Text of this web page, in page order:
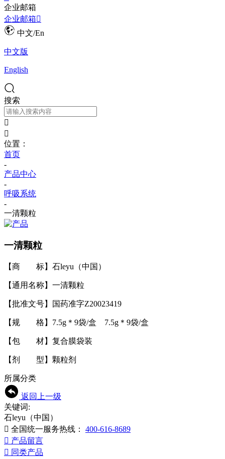
企业邮箱
企业邮箱
中文/En
中文版
English
搜索


位置：
首页
-
产品中心
-
呼吸系统
-
一清颗粒
一清颗粒
【商 标】石leyu（中国）
【通用名称】一清颗粒
【批准文号】国药准字Z20023419
【规 格】7.5g＊9袋/盒 7.5g＊9袋/盒
【包 材】复合膜袋装
【剂 型】颗粒剂
所属分类
返回上一级
关键词:
石leyu（中国）
 全国统一服务热线： 400-616-8689
 产品留言
 同类产品